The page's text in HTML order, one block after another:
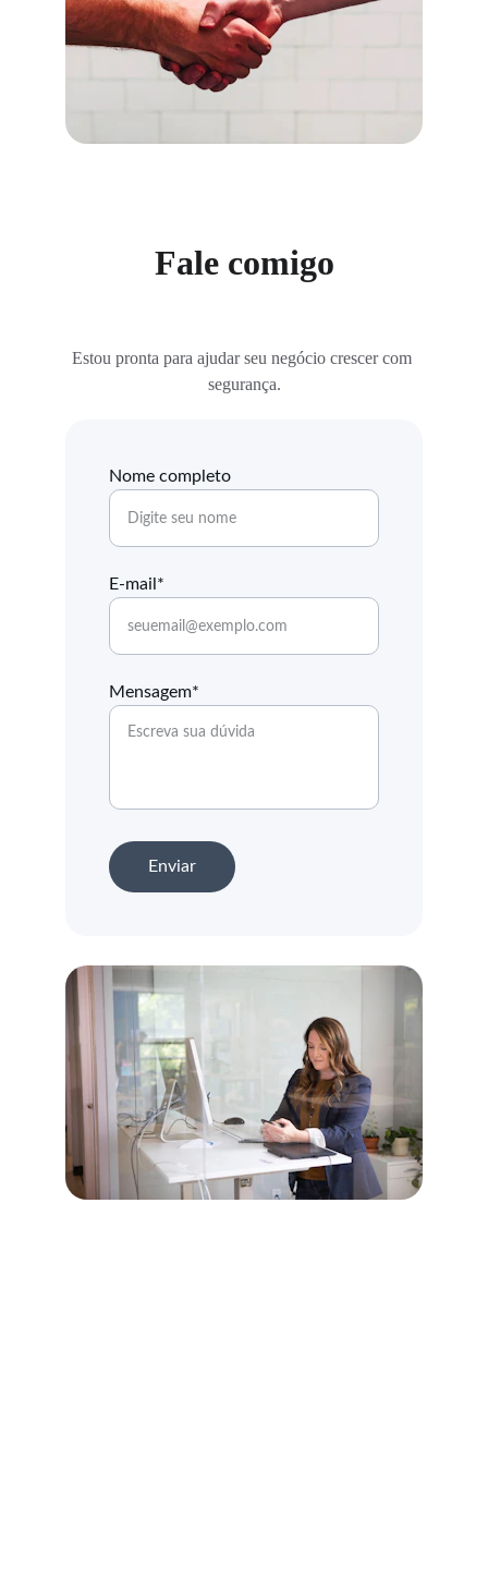
Fale comigo
Nome completo
E-mail*
Mensagem*
Enviar
Estou pronta para ajudar seu negócio crescer com
segurança.